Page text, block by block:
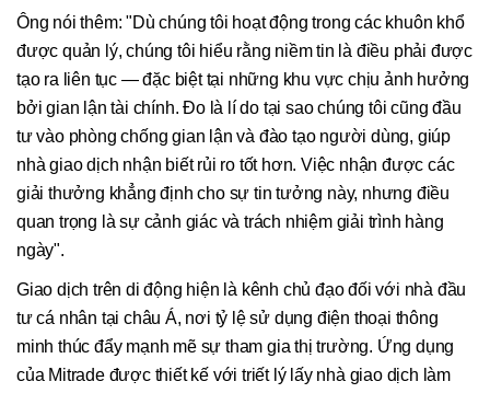
Ông nói thêm: "Dù chúng tôi hoạt động trong các khuôn khổ
được quản lý, chúng tôi hiểu rằng niềm tin là điều phải được
tạo ra liên tục — đặc biệt tại những khu vực chịu ảnh hưởng
bởi gian lận tài chính. Đo là lí do tại sao chúng tôi cũng đầu
tư vào phòng chống gian lận và đào tạo người dùng, giúp
nhà giao dịch nhận biết rủi ro tốt hơn. Việc nhận được các
giải thưởng khẳng định cho sự tin tưởng này, nhưng điều
quan trọng là sự cảnh giác và trách nhiệm giải trình hàng
ngày".
Giao dịch trên di động hiện là kênh chủ đạo đối với nhà đầu
tư cá nhân tại châu Á, nơi tỷ lệ sử dụng điện thoại thông
minh thúc đẩy mạnh mẽ sự tham gia thị trường. Ứng dụng
của Mitrade được thiết kế với triết lý lấy nhà giao dịch làm